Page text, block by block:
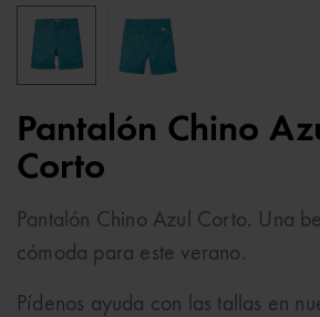
Pantalón Chino
Corto
Pantalón Chino Azul Corto. Una
cómoda para este verano.
Pídenos ayuda con las tallas en